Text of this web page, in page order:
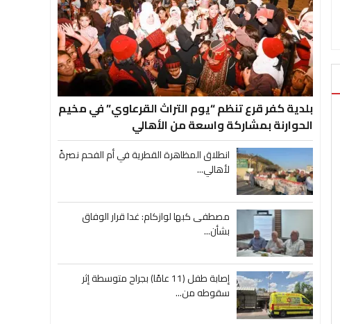
بلدية كفر قرع تنظم “يوم التراث القرعاوي” في مخيم
الحوارنة بمشاركة واسعة من الأهالي
انطلاق المظاهرة القطرية في أم الفحم نصرةً
لأهالي...
مصطفى كبها لوازكام: غدا قرار الوفاق
بشأن...
إصابة طفل (11 عامًا) بجراح متوسطة إثر
سقوطه من...